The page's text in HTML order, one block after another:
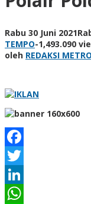
Rabu 30 Juni 2021
TEMPO-1,493.090
oleh REDAKSI
Facebook
Twitter
LinkedIn